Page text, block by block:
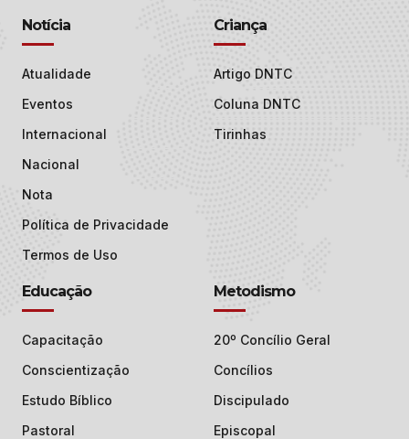
Notícia
Atualidade
Eventos
Internacional
Nacional
Nota
Política de Privacidade
Termos de Uso
Criança
Artigo DNTC
Coluna DNTC
Tirinhas
Educação
Capacitação
Conscientização
Estudo Bíblico
Pastoral
Metodismo
20º Concílio Geral
Concílios
Discipulado
Episcopal